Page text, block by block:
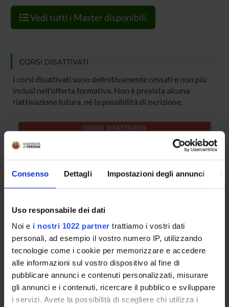
Consenso Dettagli Impostazioni degli annunci
Uso responsabile dei dati
Noi e i nostri 1022 partner trattiamo i vostri dati
personali, ad esempio il vostro numero IP, utilizzando
tecnologie come i cookie per memorizzare e accedere
alle informazioni sul vostro dispositivo al fine di
pubblicare annunci e contenuti personalizzati, misurare
gli annunci e i contenuti, ricercare il pubblico e sviluppare
i servizi. Avete la possibilità di scegliere chi utilizza i
Vedi tutti i Master disponibili
CORSI DISATTIVATI
I corsi disattivati sono definitivamente cessati e non più
inclusi nell'offerta formativa. Non è prevista alcuna
riattivazione futura, né la possibilità di iscrizione.
CORSO DISATTIVATO
Master Universitario di I livello in
Technologies for Efficiency in Energy
Management
Sede: Verona
CORSO DISATTIVATO
Master Universitario in Digital Content
Creation (I livello)